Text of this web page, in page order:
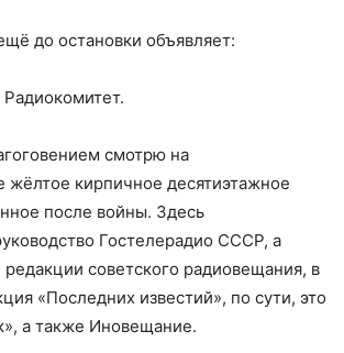
до остановки объявляет:
смотрю на
жёлтое кирпичное десятиэтажное
после войны. Здесь
Гостелерадио СССР, а
советского радиовещания, в
«Последних известий», по сути, это
а также Иновещание.